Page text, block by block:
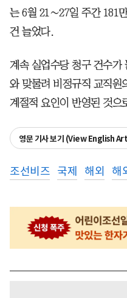
는 6월 21∼27일 주간 181
건 늘었다.
계속 실업수당 청구 건수가
와 맞물려 비정규직 교직원
계절적 요인이 반영된 것으
영문 기사 보기 (View English
조선비즈 국제 해외 해